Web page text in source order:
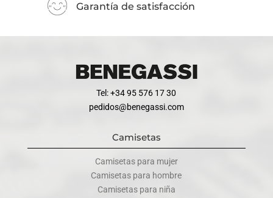
Garantía de satisfacción
Tel: +34 95 576 17 30
pedidos@benegassi.com
Camisetas
Camisetas para mujer
Camisetas para hombre
Camisetas para niña